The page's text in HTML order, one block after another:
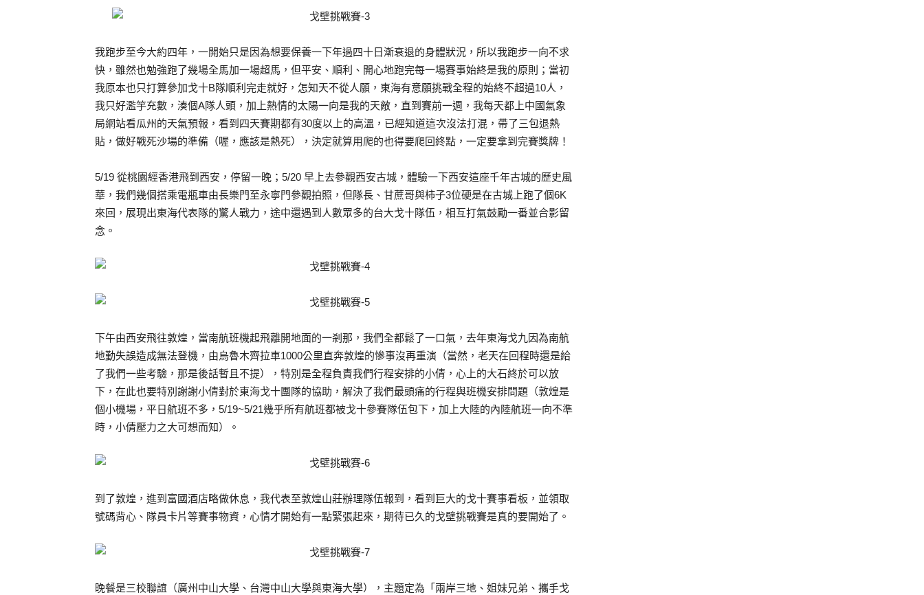
我跑步至今大約四年，一開始只是因為想要保養一下年過四十日漸衰退的身體狀況，所以我跑步一向不求
快，雖然也勉強跑了幾場全馬加一場超馬，但平安、順利、開心地跑完每一場賽事始終是我的原則；當初
我原本也只打算參加戈十B隊順利完走就好，怎知天不從人願，東海有意願挑戰全程的始終不超過10人，
我只好濫竽充數，湊個A隊人頭，加上熱情的太陽一向是我的天敵，直到賽前一週，我每天都上中國氣象
局網站看瓜州的天氣預報，看到四天賽期都有30度以上的高溫，已經知道這次沒法打混，帶了三包退熱
貼，做好戰死沙場的準備（喔，應該是熱死），決定就算用爬的也得要爬回終點，一定要拿到完賽獎牌！
5/19 從桃園經香港飛到西安，停留一晚；5/20 早上去參觀西安古城，體驗一下西安這座千年古城的歷史風
華，我們幾個搭乘電瓶車由長樂門至永寧門參觀拍照，但隊長、甘蔗哥與柿子3位硬是在古城上跑了個6K
來回，展現出東海代表隊的驚人戰力，途中還遇到人數眾多的台大戈十隊伍，相互打氣鼓勵一番並合影留
念。
下午由西安飛往敦煌，當南航班機起飛離開地面的一剎那，我們全都鬆了一口氣，去年東海戈九因為南航
地勤失誤造成無法登機，由烏魯木齊拉車1000公里直奔敦煌的慘事沒再重演（當然，老天在回程時還是給
了我們一些考驗，那是後話暫且不提），特別是全程負責我們行程安排的小倩，心上的大石終於可以放
下，在此也要特別謝謝小倩對於東海戈十團隊的協助，解決了我們最頭痛的行程與班機安排問題（敦煌是
個小機場，平日航班不多，5/19~5/21幾乎所有航班都被戈十參賽隊伍包下，加上大陸的內陸航班一向不準
時，小倩壓力之大可想而知）。
到了敦煌，進到富國酒店略做休息，我代表至敦煌山莊辦理隊伍報到，看到巨大的戈十賽事看板，並領取
號碼背心、隊員卡片等賽事物資，心情才開始有一點緊張起來，期待已久的戈壁挑戰賽是真的要開始了。
晚餐是三校聯誼（廣州中山大學、台灣中山大學與東海大學），主題定為「兩岸三地、姐妹兄弟、攜手戈